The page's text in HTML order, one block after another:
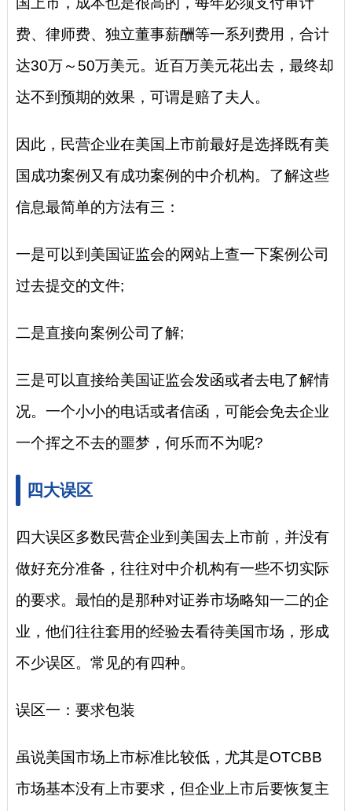
费、律师费、独立董事薪酬等一系列费用，合计
达30万～50万美元。近百万美元花出去，最终却
达不到预期的效果，可谓是赔了夫人。
因此，民营企业在美国上市前最好是选择既有美
国成功案例又有成功案例的中介机构。了解这些
信息最简单的方法有三：
一是可以到美国证监会的网站上查一下案例公司
过去提交的文件;
二是直接向案例公司了解;
三是可以直接给美国证监会发函或者去电了解情
况。一个小小的电话或者信函，可能会免去企业
一个挥之不去的噩梦，何乐而不为呢?
四大误区
四大误区多数民营企业到美国去上市前，并没有
做好充分准备，往往对中介机构有一些不切实际
的要求。最怕的是那种对证券市场略知一二的企
业，他们往往套用的经验去看待美国市场，形成
不少误区。常见的有四种。
误区一：要求包装
虽说美国市场上市标准比较低，尤其是OTCBB
市场基本没有上市要求，但企业上市后要恢复主